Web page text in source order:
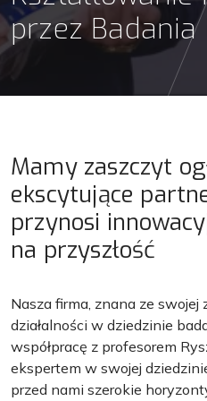
przez Badania
Mamy zaszczyt
ekscytujące
przynosi
na przyszłość
Nasza firma, znana ze swojej
działalności w dziedzinie
współpracę z profesorem
ekspertem w swojej
przed nami szerokie